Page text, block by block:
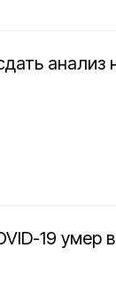
анализ
19 умер